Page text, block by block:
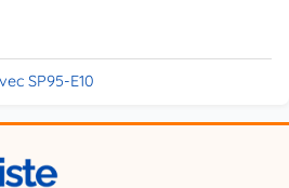
SP95-E10